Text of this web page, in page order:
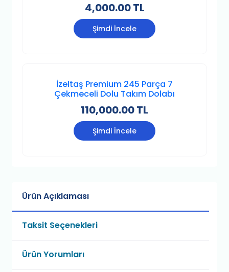
4,000.00 TL
Şimdi İncele
İzeltaş Premium 245 Parça 7
Çekmeceli Dolu Takım Dolabı
110,000.00 TL
Şimdi İncele
Ürün Açıklaması
Taksit Seçenekleri
Ürün Yorumları